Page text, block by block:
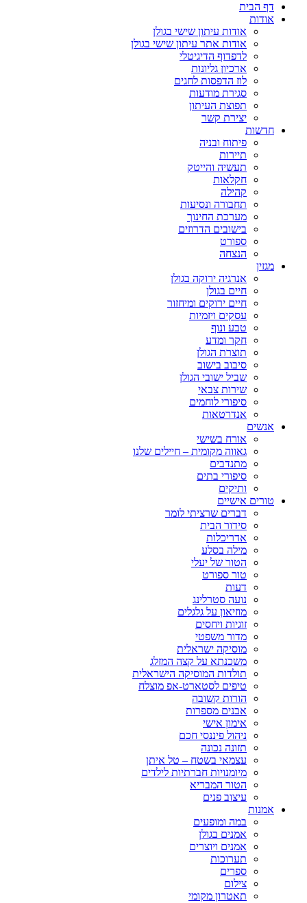
דף הבית
אודות
אודות עיתון שישי בגולן
אודות אתר עיתון שישי בגולן
לדפדוף הדיגיטלי
ארכיון גליונות
לוז הדפסות לחגים
סגירת מודעות
תפוצת העיתון
יצירת קשר
חדשות
פיתוח ובניה
תיירות
תעשיה והייטק
חקלאות
קהילה
תחבורה ונסיעות
מערכת החינוך
בישובים הדרוזים
ספורט
הנצחה
מגזין
אנרגיה ירוקה בגולן
חיים בגולן
חיים ירוקים ומיחזור
עסקים ויזמיות
טבע ונוף
חקר ומדע
תוצרת הגולן
סיבוב בישוב
שביל ישובי הגולן
שירות צבאי
סיפורי לוחמים
אנדרטאות
אנשים
אורח בשישי
גאווה מקומית – חיילים שלנו
מתנדבים
סיפורי בתים
ותיקים
טורים אישיים
דברים שרציתי לומר
סידור הבית
אדריכלות
מילה בסלע
הטור של יעלי
טור ספורט
דעות
נועה סטרלינג
מוזיאון על גלגלים
זוגיות ויחסים
מדור משפטי
מוסיקה ישראלית
משכנתא על קצה המזלג
תולדות המוסיקה הישראלית
טיפים לסטארט-אפ מוצלח
הורות קשובה
אבנים מספרות
אימון אישי
ניהול פיננסי חכם
תזונה נכונה
עצמאי בשטח – טל איתן
מיומנויות חברתיות לילדים
הטור המבריא
עיצוב פנים
אמנות
במה ומופעים
אמנים בגולן
אמנים ויוצרים
תערוכות
ספרים
צילום
תאטרון מקומי